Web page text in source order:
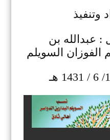
وتنفيذ
: عبدالله بن
السويلم